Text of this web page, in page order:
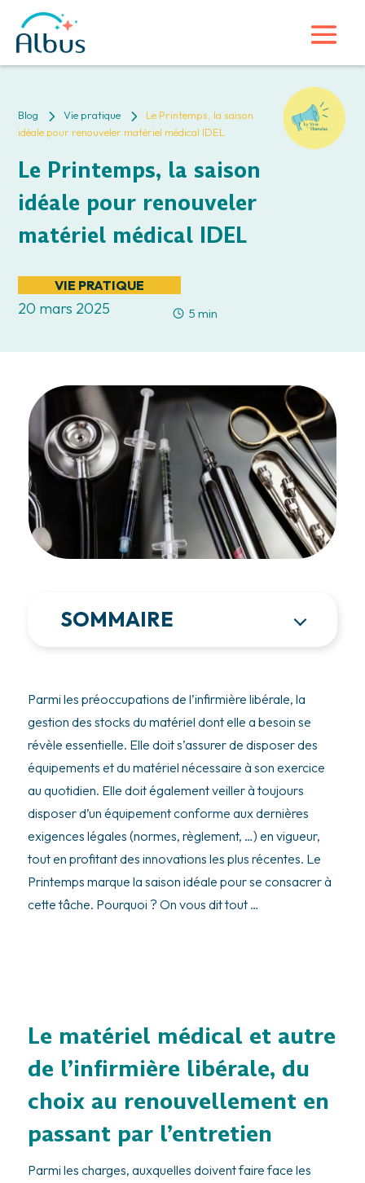
Blog 5 Vie pratique 5
Le Printemps, la saison
idéale pour renouveler matériel médical IDEL
Le Printemps, la saison
idéale pour renouveler
matériel médical IDEL
VIE PRATIQUE
20 mars 2025 5 min
SOMMAIRE
Parmi les préoccupations de l’infirmière libérale, la
gestion des stocks du matériel dont elle a besoin se
révèle essentielle. Elle doit s’assurer de disposer des
équipements et du matériel nécessaire à son exercice
au quotidien. Elle doit également veiller à toujours
disposer d’un équipement conforme aux dernières
exigences légales (normes, règlement, …) en vigueur,
tout en profitant des innovations les plus récentes. Le
Printemps marque la saison idéale pour se consacrer à
cette tâche. Pourquoi ? On vous dit tout …
Le matériel médical et autre
de l’infirmière libérale, du
choix au renouvellement en
passant par l’entretien
Parmi les charges, auxquelles doivent faire face les